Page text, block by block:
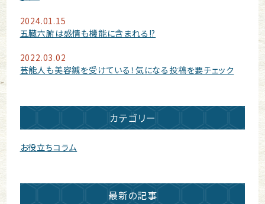
2024.01.15
五臓六腑は感情も機能に含まれる!?
2022.03.02
芸能人も美容鍼を受けている！気になる投稿を要チェック
カテゴリー
お役立ちコラム
最新の記事